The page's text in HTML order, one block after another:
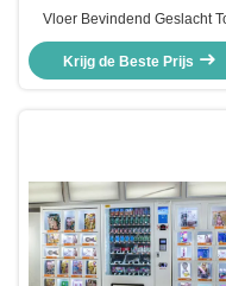
Vloer Bevindend Geslacht
Vending Machine met 18
Kastkabinetten
Krijg de Beste Prijs